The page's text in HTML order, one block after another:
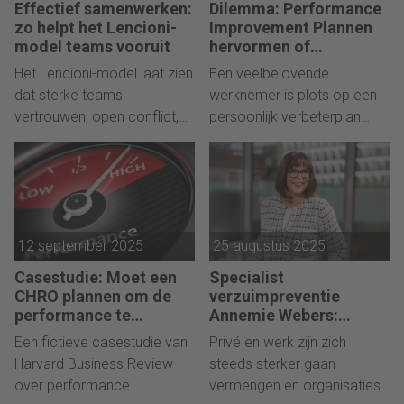
nieuwste boek: ‘Maak van je
pensioen je beste tijd, vijf
pijlers naar pensioengeluk’.
Effectief samenwerken:
zo helpt het Lencioni-
model teams vooruit
Het Lencioni-model laat zien
dat sterke teams
vertrouwen, open conflict,
verantwoordelijkheid en
resultaatgerichtheid nodig
hebben. Voor HR
professionals is het een
concreet instrument om
samenwerking echt van de
grond te krijgen legt docent
en managementconsultant
Karel van Wijngaarden uit.
Dilemma: Performance
Improvement Plannen
hervormen of
afschaffen?
Een veelbelovende
werknemer is plots op een
persoonlijk verbeterplan
twijfel over de effectiviteit
van het systeem. Ook laat
een interne audit zien dat het
verbeterplan nauwelijks
werkt. Medewerkers ervaren
het als een voorportaal van
ontslag, terwijl managers
klagen over gebrek aan
training en ondersteuning.
Wat te doen?
12 september 2025
Casestudie: Moet een
CHRO plannen om de
performance te
verbeteren opgeven?
Een fictieve casestudie van
Harvard Business Review
over performance
25 augustus 2025
Specialist
verzuimpreventie
Annemie Webers:
“Benader privé en werk
als een geheel”
Privé en werk zijn zich
steeds sterker gaan
vermengen en organisaties